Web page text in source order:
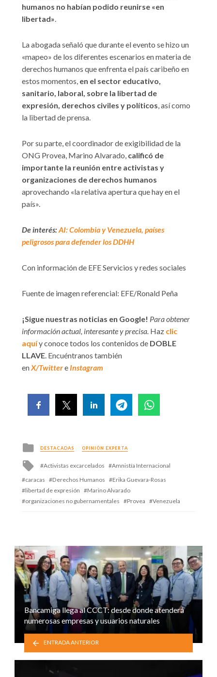
humanos no habían podido reunirse «en
libertad».
La abogada señaló que durante el evento se hizo un
«mapeo» de los diferentes escenarios en materia de
derechos humanos que enfrenta el país caribeño en
estos momentos, en el sector educativo,
sanitario, laboral, sobre la libertad de
expresión, derechos civiles y políticos, así como
la libertad de prensa.
Por su parte, el coordinador de exigibilidad de la
ONG Provea, Marino Alvarado, calificó de
importante la reunión entre activistas y
organizaciones de derechos humanos
aprovechando «la relativa apertura que hay en el
país».
De interés:AI: Colombia y Venezuela, países
peligrosos para defender los DDHH
Con información de EFE Servicios y redes sociales
Fuente de imagen referencial: EFE/Ronald Peña
¡Sigue nuestras noticias en Google! Para obtener
información actual, interesante y precisa. Haz clic
aquíy conoce todos los contenidos de DOBLE
LLAVE. Encuéntranos también
enX/Twittere Instagram
Posted
in
DESTACADAS OPINIÓN EXPERTA
Tagged
Activistas excarcelados
Amnistía Internacional
caracas
Derechos Humanos
Erika Guevara-Rosas
libertad de expresión
Marino Alvarado
organizaciones no gubernamentales
Provea Venezuela
Bancamiga llega al CCCT: desde donde atenderá
numerosas empresas y usuarios naturales
ENTRADA ANTERIOR